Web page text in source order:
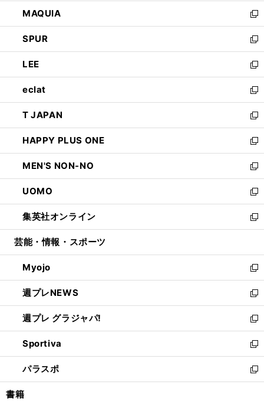
ド
ウ
で
開
く
ウ
ィ
ン
ド
ウ
で
開
く
し
い
ウ
ィ
ン
ド
ウ
で
開
く
MAQUIA
新
し
い
ウ
ィ
ン
ド
ウ
で
開
く
SPUR
新
し
い
ウ
ィ
ン
ド
ウ
で
開
く
LEE
新
し
い
ウ
ィ
ン
ド
ウ
で
開
く
eclat
新
し
い
ウ
ィ
ン
ド
ウ
で
開
く
T JAPAN
新
し
い
ウ
ィ
ン
ド
ウ
で
開
HAPPY PLUS ONE
新
し
い
ウ
ィ
ン
ド
ウ
開
く
MEN'S NON-NO
新
し
い
ウ
ィ
ン
ウ
で
開
く
UOMO
新
し
い
ウ
ン
ド
ウ
で
開
く
集英社オンライン
新
し
ウ
ィ
ン
ド
ウ
で
開
く
芸能・情報・スポーツ
Myojo
新
し
い
ウ
ィ
ン
ド
ウ
で
開
週プレNEWS
新
し
い
ウ
ィ
ン
ド
ウ
週プレ グラジャパ!
新
し
い
ウ
ィ
ン
Sportiva
新
し
い
ウ
パラスポ
新
し
書籍